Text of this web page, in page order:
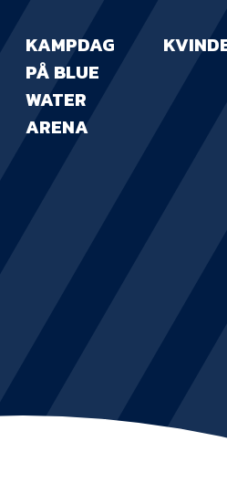
KAMPDAG
PÅ BLUE
WATER
ARENA